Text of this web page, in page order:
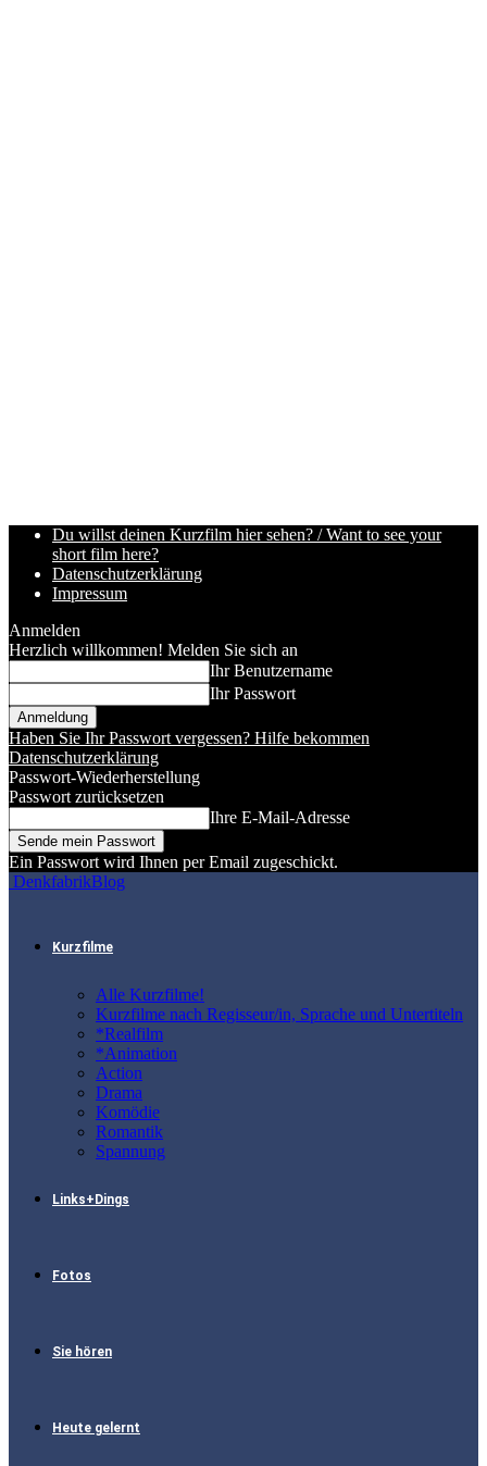
Du willst deinen Kurzfilm hier sehen? / Want to see your
short film here?
Datenschutzerklärung
Impressum
Anmelden
Herzlich willkommen! Melden Sie sich an
Ihr Benutzername
Ihr Passwort
Haben Sie Ihr Passwort vergessen? Hilfe bekommen
Datenschutzerklärung
Passwort-Wiederherstellung
Passwort zurücksetzen
Ihre E-Mail-Adresse
Ein Passwort wird Ihnen per Email zugeschickt.
DenkfabrikBlog
Kurzfilme
Alle Kurzfilme!
Kurzfilme nach Regisseur/in, Sprache und Untertiteln
*Realfilm
*Animation
Action
Drama
Komödie
Romantik
Spannung
Links+Dings
Fotos
Sie hören
Heute gelernt